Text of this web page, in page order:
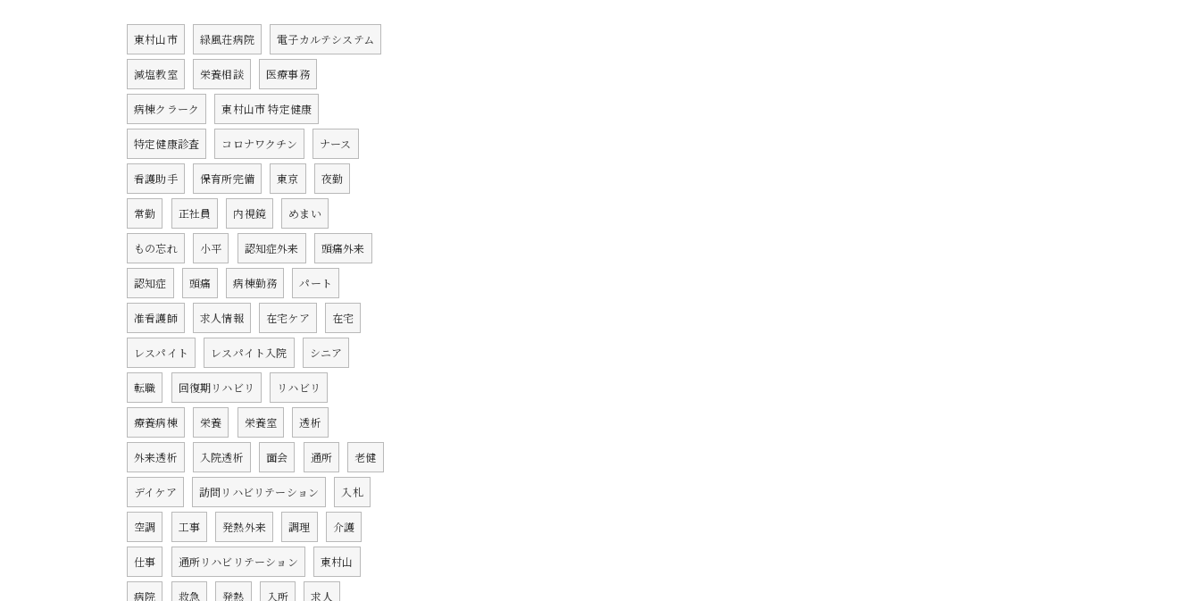
東村山市 緑風荘病院 電子カルテシステム
減塩教室 栄養相談 医療事務
病棟クラーク 東村山市 特定健康
特定健康診査 コロナワクチン ナース
看護助手 保育所完備 東京 夜勤
常勤 正社員 内視鏡 めまい
もの忘れ 小平 認知症外来 頭痛外来
認知症 頭痛 病棟勤務 パート
准看護師 求人情報 在宅ケア 在宅
レスパイト レスパイト入院 シニア
転職 回復期リハビリ リハビリ
療養病棟 栄養 栄養室 透析
外来透析 入院透析 面会 通所 老健
デイケア 訪問リハビリテーション 入札
空調 工事 発熱外来 調理 介護
仕事 通所リハビリテーション 東村山
病院 救急 発熱 入所 求人